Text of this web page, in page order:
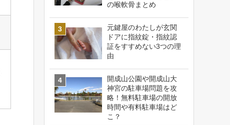
の喉軟骨まとめ
元鍵屋のわたしが玄関
ドアに指紋錠・指紋認
証をすすめない3つの理
由
開成山公園や開成山大
神宮の駐車場問題を攻
略！無料駐車場の開放
時間や有料駐車場はど
こ？